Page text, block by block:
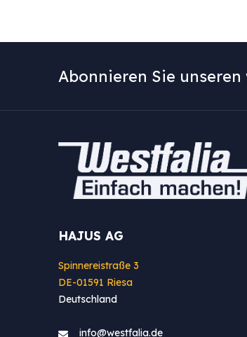
Abonnieren Sie
HAJUS AG
Spinnereistraße 3
DE-01591 Riesa
Deutschland
info@westfa​lia.de